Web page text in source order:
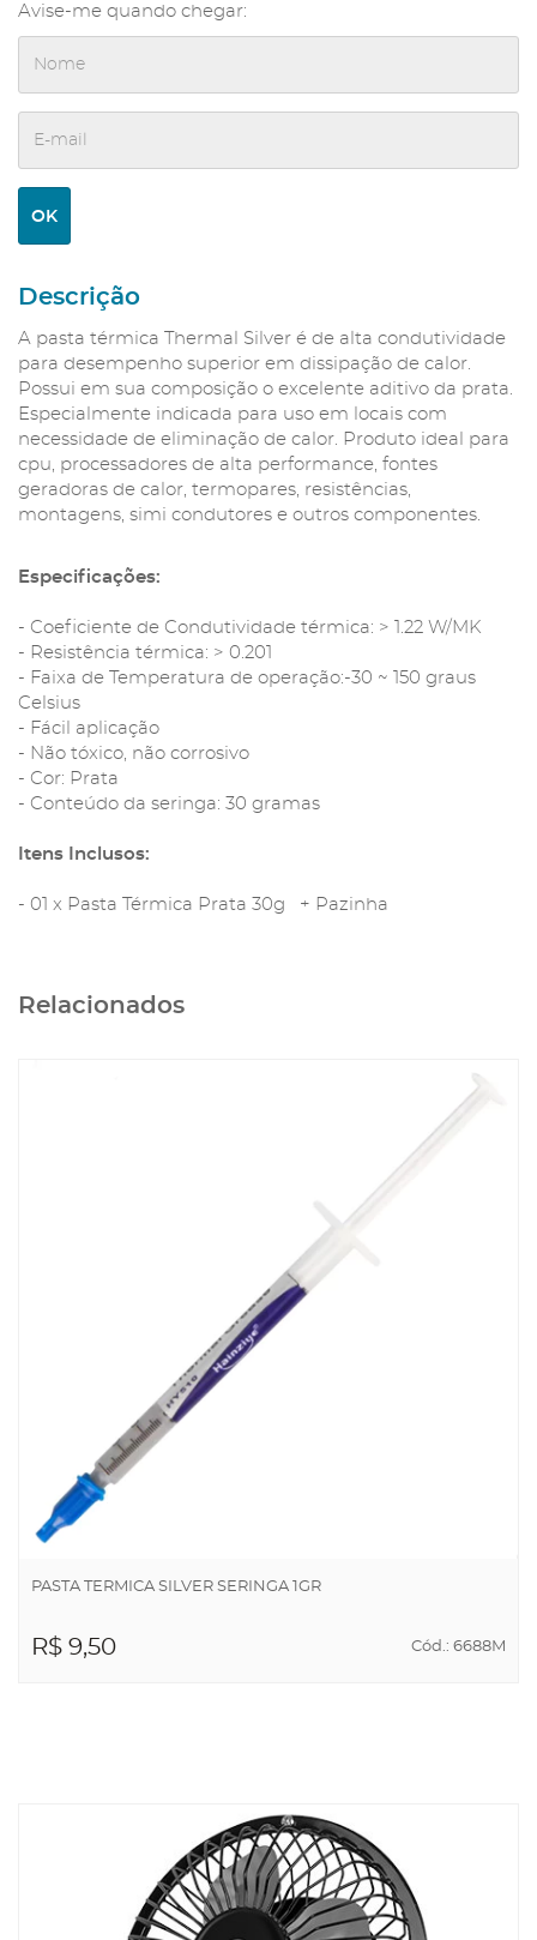
Avise-me quando chegar:
Descrição
A pasta térmica Thermal Silver é de alta condutividade
para desempenho superior em dissipação de calor.
Possui em sua composição o excelente aditivo da prata.
Especialmente indicada para uso em locais com
necessidade de eliminação de calor. Produto ideal para
cpu, processadores de alta performance, fontes
geradoras de calor, termopares, resistências,
montagens, simi condutores e outros componentes.
Especificações:
- Coeficiente de Condutividade térmica: > 1.22 W/MK
- Resistência térmica: > 0.201
- Faixa de Temperatura de operação:-30 ~ 150 graus
Celsius
- Fácil aplicação
- Não tóxico, não corrosivo
- Cor: Prata
- Conteúdo da seringa: 30 gramas
Itens Inclusos:
- 01 x Pasta Térmica Prata 30g + Pazinha
Relacionados
PASTA TERMICA SILVER SERINGA 1GR
R$ 9,50 Cód.: 6688M